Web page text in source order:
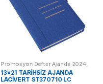
Promosyon Defter Ajanda 2024
Promosyon 2024 Ajandalar
13×21 TARİHSİZ AJANDA
LACİVERT ST370710 LC